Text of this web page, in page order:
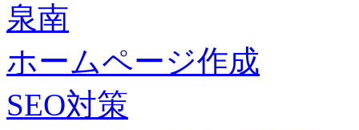
泉南
ホームページ作成
SEO対策